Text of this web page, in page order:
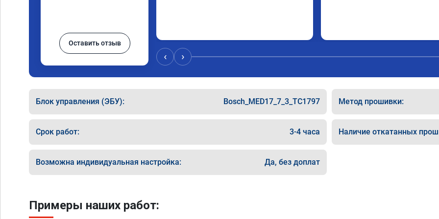
Оставить отзыв
‹ ›
Блок управления (ЭБУ): Bosch_MED17_7_3_TC1797 Метод прошивки:
Срок работ: 3-4 часа Наличие откатанных
Возможна индивидуальная настройка: Да, без доплат
Примеры наших работ: